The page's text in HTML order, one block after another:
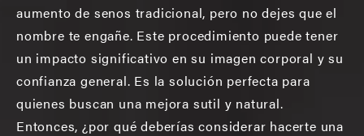
aumento de senos tradicional, pero no dejes que el
nombre te engañe. Este procedimiento puede tener
un impacto significativo en su imagen corporal y su
confianza general. Es la solución perfecta para
quienes buscan una mejora sutil y natural.
Entonces, ¿por qué deberías considerar hacerte una